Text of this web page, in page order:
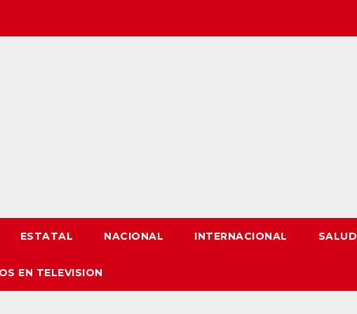
ESTATAL NACIONAL INTERNACIONAL SALUD
EN TELEVISION